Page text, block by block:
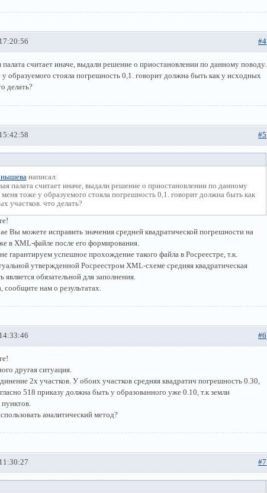
#4
палата считает иначе, выдали решение о приостановлении по данному поводу.
образуемого стояла погрешность 0,1. говорит должна быть как у исходных
делать?
#5
написал:
палата считает иначе, выдали решение о приостановлении по данному
тоже у образуемого стояла погрешность 0,1. говорит должна быть как
участков. что делать?
Вы можете исправить значения средней квадратической погрешности на
в XML-файле после его формирования.
гарантируем успешное прохождение такого файла в Росреестре, т.к.
утвержденной Росреестром XML-схеме средняя квадратическая
является обязательной для заполнения.
сообщите нам о результатах.
#6
другая ситуация.
2х участков. У обоих участков средняя квадратич погрешность 0.30,
518 приказу должна быть у образованного уже 0.10, т.к земли
аналитический метод?
#7